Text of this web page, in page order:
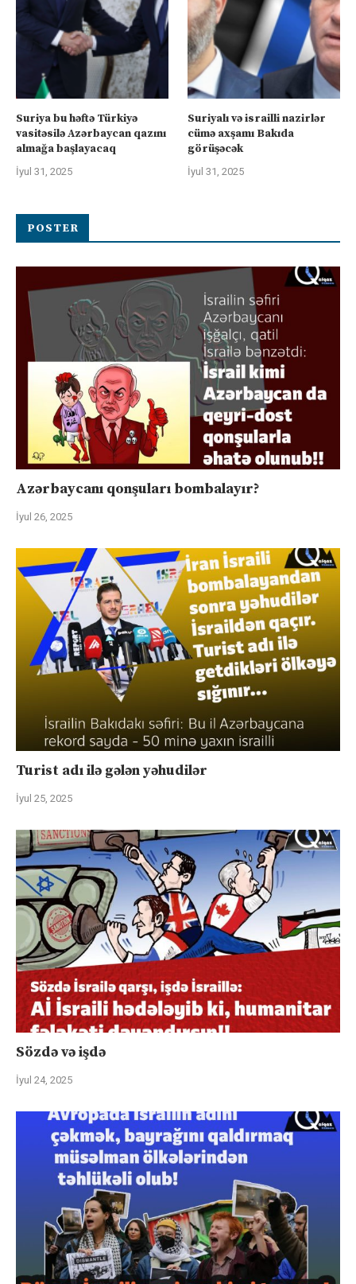
Suriya bu həftə Türkiyə
vasitəsilə Azərbaycan qazını
almağa başlayacaq
İyul 31, 2025
Suriyalı və israilli nazirlər
cümə axşamı Bakıda
görüşəcək
İyul 31, 2025
POSTER
Azərbaycanı qonşuları bombalayır?
İyul 26, 2025
Turist adı ilə gələn yəhudilər
İyul 25, 2025
Sözdə və işdə
İyul 24, 2025